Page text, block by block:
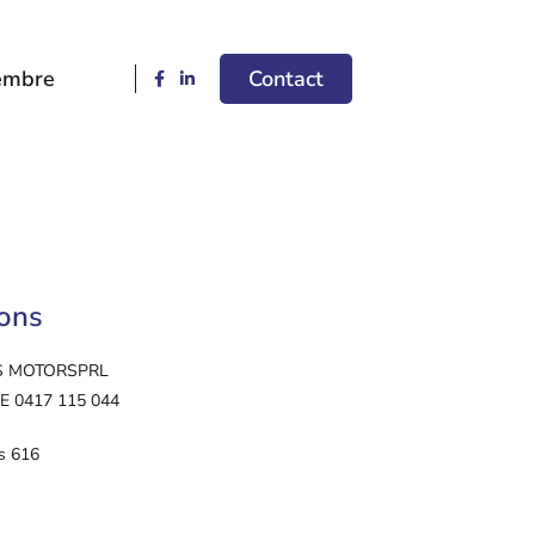
Contact
MOTORSPRL
0417 115 044
616